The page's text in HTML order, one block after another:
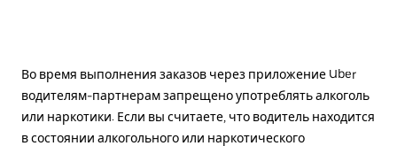
Во время выполнения заказов через приложение Uber
водителям-партнерам запрещено употреблять алкоголь
или наркотики. Если вы считаете, что водитель находится
в состоянии алкогольного или наркотического